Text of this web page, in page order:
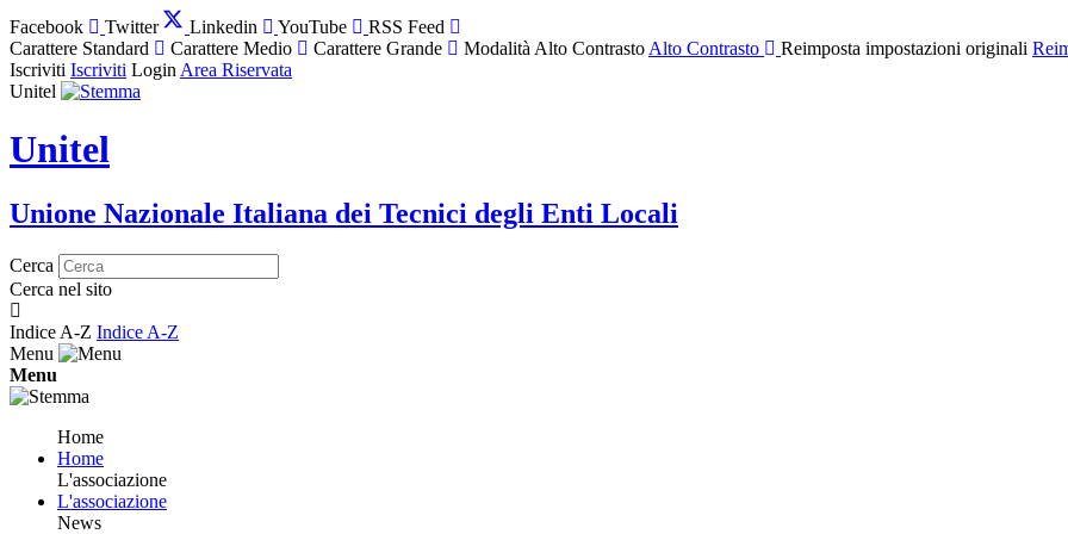
Facebook Twitter Linkedin YouTube
RSS Feed
Carattere Standard
Carattere Medio Carattere Grande Modalità Alto Contrasto Alto Contrasto Reimposta impostazioni originali
Iscriviti Iscriviti Login Area Riservata
Unitel
Unitel
Unione Nazionale Italiana dei Tecnici degli Enti Locali
Cerca
Cerca nel sito
Indice A-Z Indice A-Z
Menu
Menu
Home
Home
L'associazione
L'associazione
News